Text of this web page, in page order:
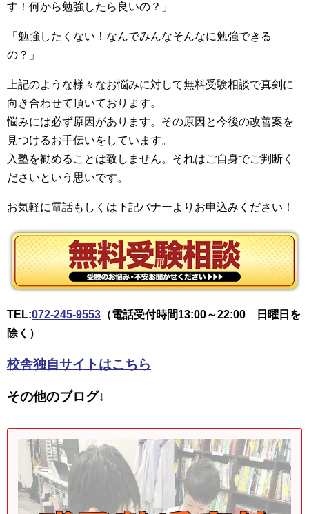
す！何から勉強したら良いの？」
「勉強したくない！なんでみんなそんなに勉強できる
の？」
上記のような様々なお悩みに対して無料受験相談で真剣に
向き合わせて頂いております。
悩みには必ず原因があります。その原因と今後の改善案を
見つけるお手伝いをしています。
入塾を勧めることは致しません。それはご自身でご判断く
ださいという思いです。
お気軽に電話もしくは下記バナーよりお申込みください！
TEL:072-245-9553 （電話受付時間13:00～22:00 日曜日を
除く）
校舎独自サイトはこちら
その他のブログ↓